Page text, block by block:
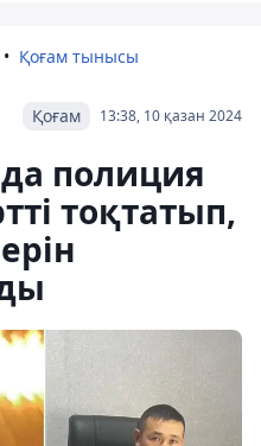
Қоғам тынысы
13:38, 10 қазан 2024
Қоғам
полиция
тоқтатып,